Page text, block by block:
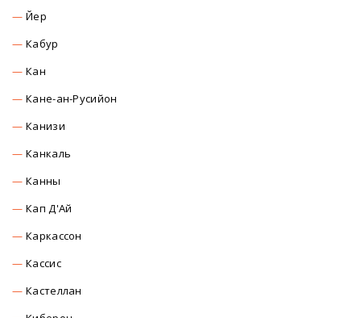
Йер
Кабур
Кан
Кане-ан-Русийон
Канизи
Канкаль
Канны
Кап Д'Ай
Каркасcон
Касcиc
Кастеллан